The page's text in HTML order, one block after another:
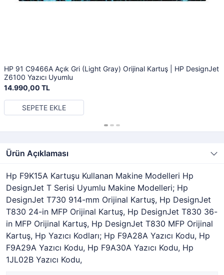
HP 91 C9466A Açık Gri (Light Gray) Orijinal Kartuş | HP DesignJet
Z6100 Yazıcı Uyumlu
14.990,00 TL
SEPETE EKLE
Ürün Açıklaması
Hp F9K15A Kartuşu Kullanan Makine Modelleri Hp
DesignJet T Serisi Uyumlu Makine Modelleri; Hp
DesignJet T730 914-mm Orijinal Kartuş, Hp DesignJet
T830 24-in MFP Orijinal Kartuş, Hp DesignJet T830 36-
in MFP Orijinal Kartuş, Hp DesignJet T830 MFP Orijinal
Kartuş, Hp Yazıcı Kodları; Hp F9A28A Yazıcı Kodu, Hp
F9A29A Yazıcı Kodu, Hp F9A30A Yazıcı Kodu, Hp
1JL02B Yazıcı Kodu,